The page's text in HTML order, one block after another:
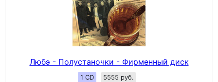
Любэ - Полустаночки - Фирменный диск
1 CD 5555 руб.